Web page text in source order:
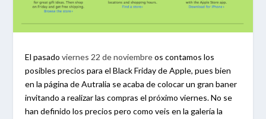
El pasadoviernes 22 de noviembreos contamos los
posibles precios para el Black Friday de Apple, pues bien
en la página de Autralia se acaba de colocar un gran baner
invitando a realizar las compras el próximo viernes. No se
han definido los precios pero como veis en la galería la